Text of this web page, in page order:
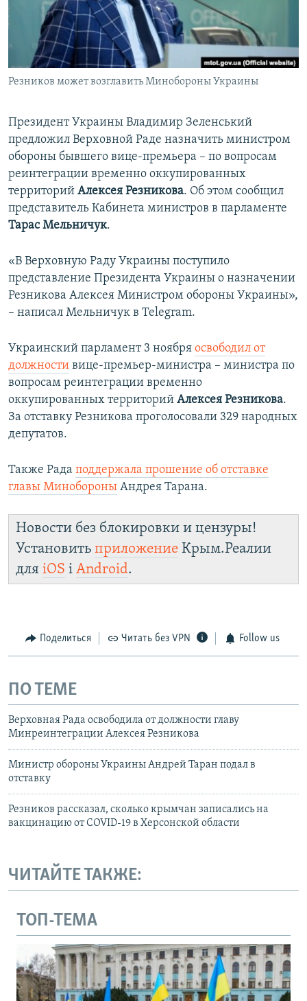
ПОБЕДИТЕЛЕЙ НЕ СУДЯТ?
КРЫМ.НЕПОКОРЕННЫЙ
ELIFBE
УКРАИНСКАЯ ПРОБЛЕМА КРЫМА
ПРИСОЕДИНЯЙТЕСЬ!
Резников может возглавить Минобороны Украины
Президент Украины Владимир Зеленський
предложил Верховной Раде назначить министром
обороны бывшего вице-премьера – по вопросам
реинтеграции временно оккупированных
территорий Алексея Резникова. Об этом сообщил
представитель Кабинета министров в парламенте
Тарас Мельничук.
«В Верховную Раду Украины поступило
представление Президента Украины о назначении
Резникова Алексея Министром обороны Украины»,
– написал Мельничук в Telegram.
Украинский парламент 3 ноября освободил от
должности вице-премьер-министра – министра по
вопросам реинтеграции временно
оккупированных территорий Алексея Резникова.
За отставку Резникова проголосовали 329 народных
депутатов.
Также Рада поддержала прошение об отставке
главы Минобороны Андрея Тарана.
Новости без блокировки и цензуры!
Установить приложение Крым.Реалии
для iOS і Android.
Поделиться Читать без VPN Follow us
ПО ТЕМЕ
Верховная Рада освободила от должности главу
Минреинтеграции Алексея Резникова
Министр обороны Украины Андрей Таран подал в
отставку
Резников рассказал, сколько крымчан записались на
вакцинацию от COVID-19 в Херсонской области
ЧИТАЙТЕ ТАКЖЕ:
ТОП-ТЕМА